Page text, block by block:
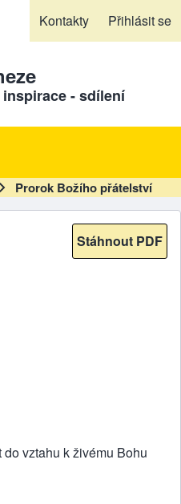
Kontakty Přihlásit se
inspirace - sdílení
Prorok Božího přátelství
Stáhnout PDF
vztahu k živému Bohu